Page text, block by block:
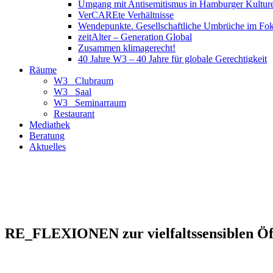
Umgang mit Antisemitismus in Hamburger
VerCAREte Verhältnisse
Wendepunkte. Gesellschaftliche Umbrüche im
zeitAlter – Generation Global
Zusammen klimagerecht!
40 Jahre W3 – 40 Jahre für globale Gerechtigkeit
Räume
W3_ Clubraum
W3_ Saal
W3_ Seminarraum
Restaurant
Mediathek
Beratung
Aktuelles
RE_FLEXIONEN zur vielfaltssensiblen